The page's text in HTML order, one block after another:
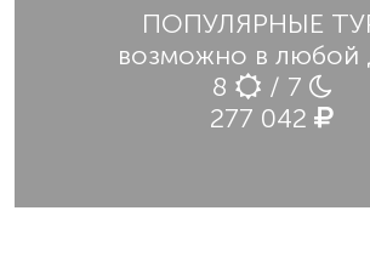
ПОПУЛЯРНЫЕ
возможно в любой
8
/ 7
277 042